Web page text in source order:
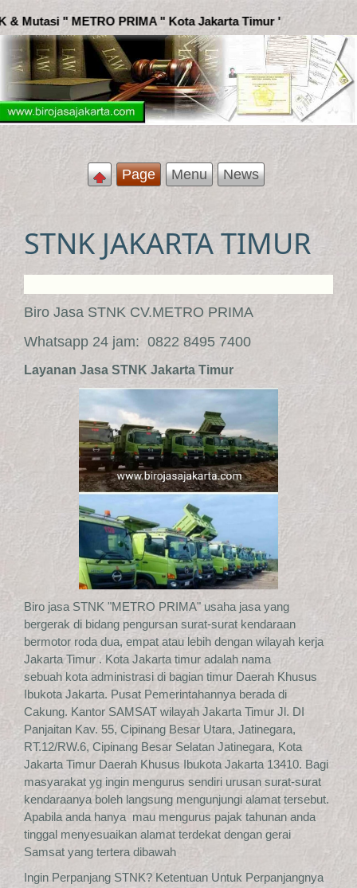
" Kota Jakarta Timur '
Page Menu News
STNK JAKARTA TIMUR
Biro Jasa STNK CV.METRO PRIMA
Whatsapp 24 jam: 0822 8495 7400
Layanan Jasa STNK Jakarta Timur
Biro jasa STNK "METRO PRIMA" usaha jasa yang
bergerak di bidang pengursan surat-surat kendaraan
bermotor roda dua, empat atau lebih dengan wilayah kerja
Jakarta Timur . Kota Jakarta timur adalah nama
sebuah kota administrasi di bagian timur Daerah Khusus
Ibukota Jakarta. Pusat Pemerintahannya berada di
Cakung. Kantor SAMSAT wilayah Jakarta Timur Jl. DI
Panjaitan Kav. 55, Cipinang Besar Utara, Jatinegara,
RT.12/RW.6, Cipinang Besar Selatan Jatinegara, Kota
Jakarta Timur Daerah Khusus Ibukota Jakarta 13410. Bagi
masyarakat yg ingin mengurus sendiri urusan surat-surat
kendaraanya boleh langsung mengunjungi alamat tersebut.
Apabila anda hanya mau mengurus pajak tahunan anda
tinggal menyesuaikan alamat terdekat dengan gerai
Samsat yang tertera dibawah
Ingin Perpanjang STNK? Ketentuan Untuk Perpanjangnya